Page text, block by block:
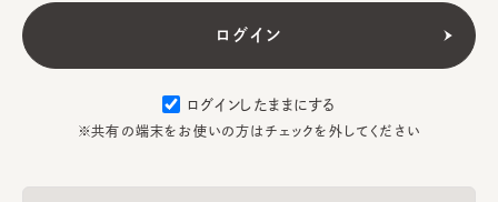
ログインしたままにする
※共有の端末をお使いの方はチェックを外してください